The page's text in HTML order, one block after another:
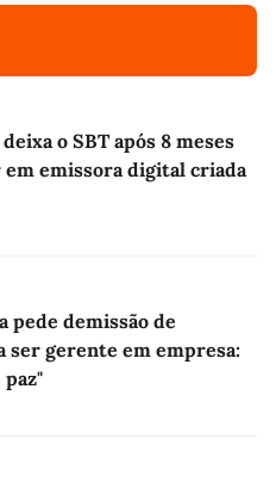
o SBT após 8 meses
emissora digital criada
pede demissão de
ser gerente em empresa: